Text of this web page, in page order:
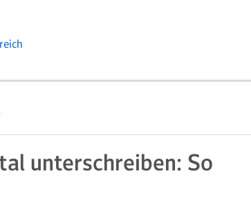
unterschreiben: So